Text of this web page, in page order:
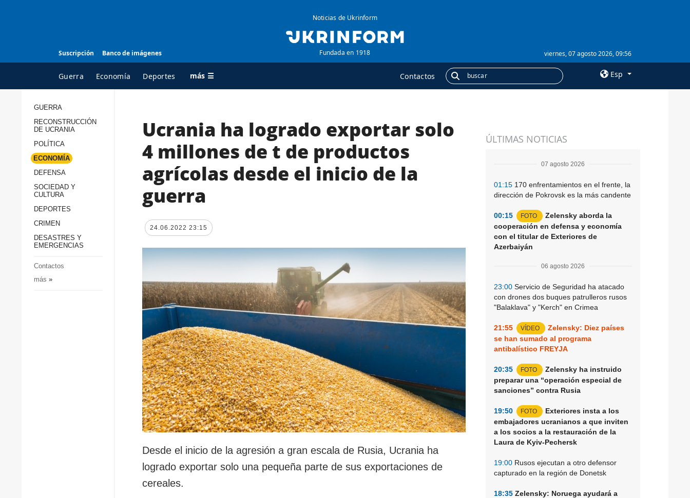
Suscripción Banco de imágenes
Noticias de Ukrinform
Fundada en 1918 viernes, 07 agosto 2026, 09:56
Guerra Economía Deportes más ☰ Contactos Esp
TODAS LAS
Reconstrucción de
Sociedad y Cultura
Desastres y emergencias
AGENCIA
sobre la agencia
contacto
condiciones de
ADICIONAL
Publicaciones
Entrevistas
Suscripción
GUERRA
RECONSTRUCCIÓN
DE UCRANIA
POLÍTICA
ECONOMÍA
DEFENSA
SOCIEDAD Y
CULTURA
DEPORTES
CRIMEN
DESASTRES Y
EMERGENCIAS
Contactos
más »
ÚLTIMAS NOTICIAS
07 agosto 2026
01:15 170 enfrentamientos en el frente, la
dirección de Pokrovsk es la más candente
00:15 FOTO
Zelensky aborda la
cooperación en defensa y economía
con el titular de Exteriores de
Azerbaiyán
06 agosto 2026
23:00 Servicio de Seguridad ha atacado
con drones dos buques patrulleros rusos
"Balaklava" y "Kerch" en Crimea
21:55 VÍDEO
Zelensky: Diez países
se han sumado al programa
antibalístico FREYJA
20:35 FOTO
Zelensky ha instruido
preparar una “operación especial de
sanciones” contra Rusia
19:50 FOTO
Exteriores insta a los
embajadores ucranianos a que inviten
a los socios a la restauración de la
Laura de Kyiv-Pechersk
19:00 Rusos ejecutan a otro defensor
capturado en la región de Donetsk
18:35 Zelensky: Noruega ayudará a
Ucrania ha logrado exportar solo
4 millones de t de productos
agrícolas desde el inicio de la
guerra
24.06.2022 23:15
Desde el inicio de la agresión a gran escala de Rusia, Ucrania ha
logrado exportar solo una pequeña parte de sus exportaciones de
cereales.